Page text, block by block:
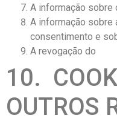
A informação sobre
A informação
consentimento e
A revogação do
10.
OUTROS